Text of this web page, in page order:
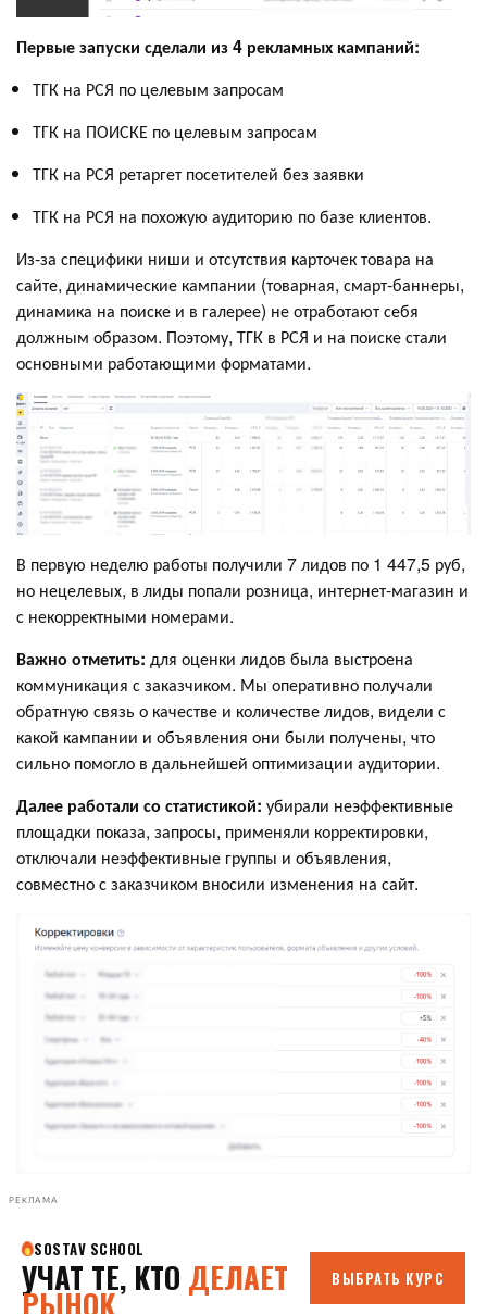
Первые запуски сделали из 4 рекламных кампаний:
ТГК на РСЯ по целевым запросам
ТГК на ПОИСКЕ по целевым запросам
ТГК на РСЯ ретаргет посетителей без заявки
ТГК на РСЯ на похожую аудиторию по базе клиентов.
Из-за специфики ниши и отсутствия карточек товара на
сайте, динамические кампании (товарная, смарт-баннеры,
динамика на поиске и в галерее) не отработают себя
должным образом. Поэтому, ТГК в РСЯ и на поиске стали
основными работающими форматами.
В первую неделю работы получили 7 лидов по 1 447,5 руб,
но нецелевых, в лиды попали розница, интернет-магазин и
с некорректными номерами.
Важно отметить: для оценки лидов была выстроена
коммуникация с заказчиком. Мы оперативно получали
обратную связь о качестве и количестве лидов, видели с
какой кампании и объявления они были получены, что
сильно помогло в дальнейшей оптимизации аудитории.
Далее работали со статистикой: убирали неэффективные
площадки показа, запросы, применяли корректировки,
отключали неэффективные группы и объявления,
совместно с заказчиком вносили изменения на сайт.
РЕКЛАМА